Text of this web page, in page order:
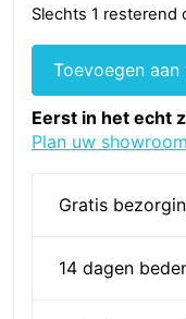
Slechts 1 resterend
Vakkenkast
Modulair,
150
vakken
White
Toevoegen
Eerst in het echt
Plan uw
Gratis
14 dagen